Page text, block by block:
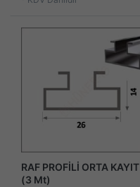
RAF PROFİLİ ORTA KAYIT
(3 Mt)